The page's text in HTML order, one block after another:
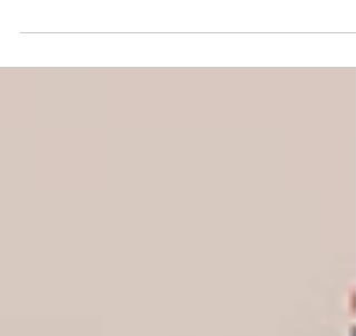
Training International korraldatava...